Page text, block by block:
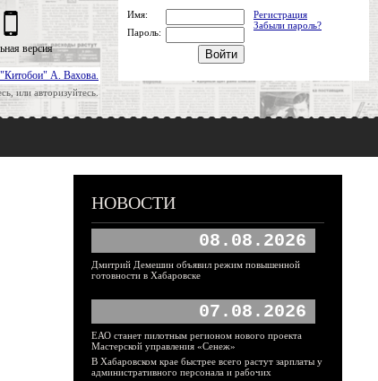
А. Вахова.
или авторизуйтесь.
версия
Имя:
Регистрация
Забыли пароль?
Пароль:
НОВОСТИ
08.08.2026
Дмитрий Демешин объявил режим повышенной
готовности в Хабаровске
07.08.2026
ЕАО станет пилотным регионом нового проекта
Мастерской управления «Сенеж»
В Хабаровском крае быстрее всего растут зарплаты у
административного персонала и рабочих